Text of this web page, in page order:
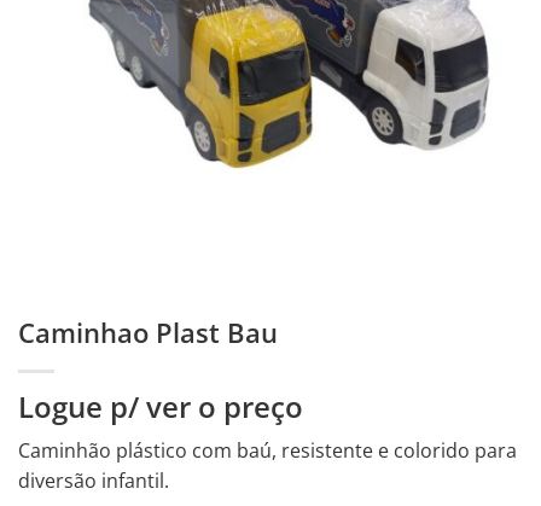
Caminhao Plast Bau
Logue p/ ver o preço
Caminhão plástico com baú, resistente e colorido para
diversão infantil.